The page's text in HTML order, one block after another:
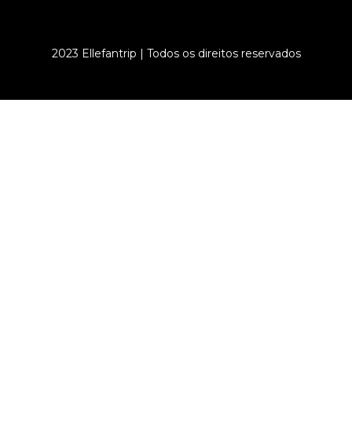
2023 Ellefantrip | Todos os direitos reservados